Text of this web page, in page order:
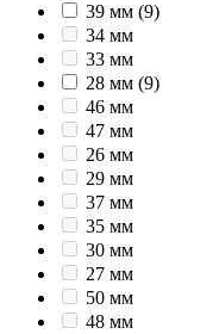
39 мм (9)
34 мм
33 мм
28 мм (9)
46 мм
47 мм
26 мм
29 мм
37 мм
35 мм
30 мм
27 мм
50 мм
48 мм